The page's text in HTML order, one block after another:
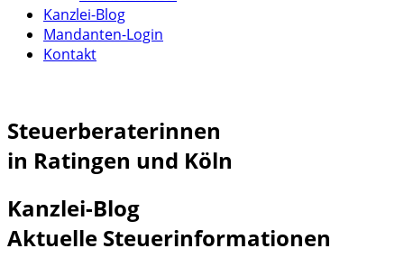
Kanzlei-Blog
Mandanten-Login
Kontakt
Steuerberaterinnen
in Ratingen und Köln
Kanzlei-Blog
Aktuelle Steuerinformationen